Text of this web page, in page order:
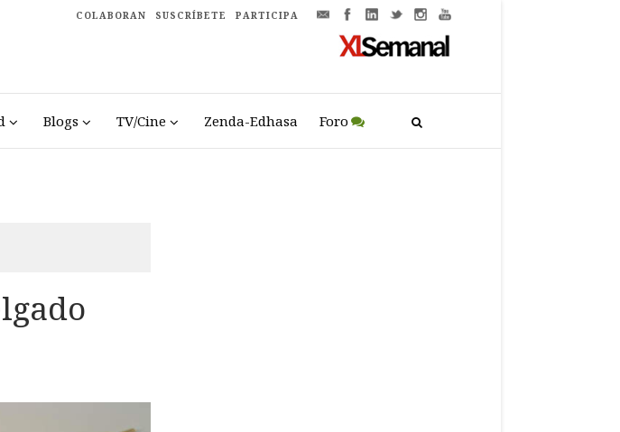
COLABORAN SUSCRÍBETE PARTICIPA
Blogs TV/Cine Zenda-Edhasa Foro